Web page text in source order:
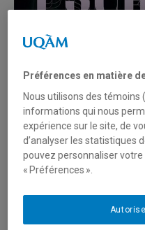
Préférences en matière
Nous utilisons des témoins
informations qui nous
expérience sur le site, de
d’analyser les statistiques
pouvez personnaliser
« Préférences ».